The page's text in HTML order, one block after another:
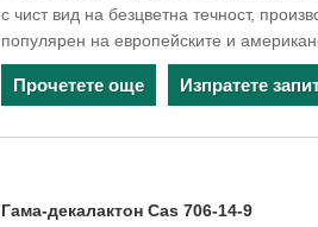
с чист вид на безцветна течност,
популярен на европейските и
Прочетете още Изпратете
Гама-декалактон Cas 706-14-9